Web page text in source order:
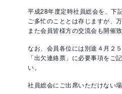
平成28年度定時社員総会を、下
ご多忙のこととは存じますが、
また会員皆様方の交流会も開催
なお、会員各位には別途４月２
「出欠連絡票」に必要事項をご
い。
社員総会にご出席いただけない